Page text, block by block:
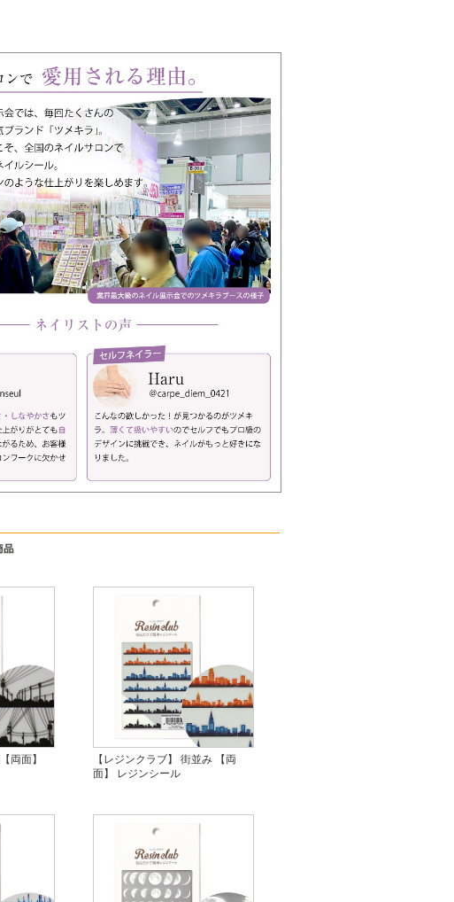
両面】
【レジンクラブ】 街並み 【両
面】 レジンシール